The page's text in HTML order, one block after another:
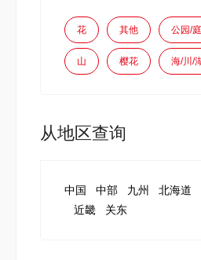
花 其他 公园/
山 樱花 海/川/
从地区查询
中国 中部 九州 北海道
近畿
关东